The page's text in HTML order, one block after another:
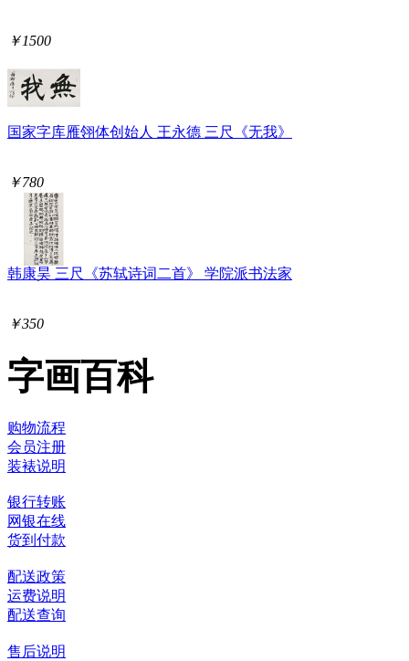
￥1500
国家字库雁翎体创始人 王永德 三尺《无我》
￥780
韩康昊 三尺《苏轼诗词二首》 学院派书法家
￥350
字画百科
购物流程
会员注册
装裱说明
银行转账
网银在线
货到付款
配送政策
运费说明
配送查询
售后说明